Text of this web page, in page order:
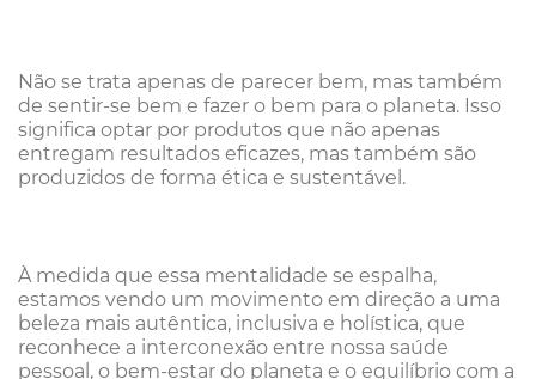
Não se trata apenas de parecer bem, mas também
de sentir-se bem e fazer o bem para o planeta. Isso
significa optar por produtos que não apenas
entregam resultados eficazes, mas também são
produzidos de forma ética e sustentável.
À medida que essa mentalidade se espalha,
estamos vendo um movimento em direção a uma
beleza mais autêntica, inclusiva e holística, que
reconhece a interconexão entre nossa saúde
pessoal, o bem-estar do planeta e o equilíbrio com a